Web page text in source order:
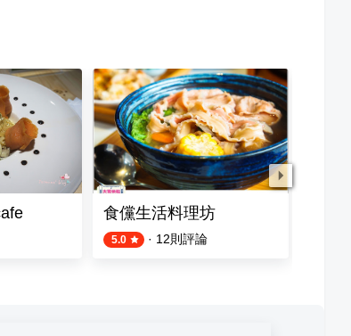
食儻生活料理坊
5.0 · 12則評論